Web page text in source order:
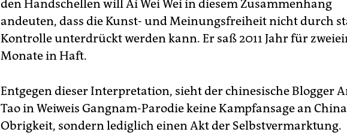
den Handschellen will Ai Wei Wei in diesem Zusammenhang
andeuten, dass die Kunst- und Meinungsfreiheit nicht durch
Kontrolle unterdrückt werden kann. Er saß 2011 Jahr für
Monate in Haft.
Entgegen dieser Interpretation, sieht der chinesische Blogger
Tao in Weiweis Gangnam-Parodie keine Kampfansage an
Obrigkeit, sondern lediglich einen Akt der Selbstvermarktung.